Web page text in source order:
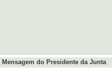
Mensagem do Presidente da Junta